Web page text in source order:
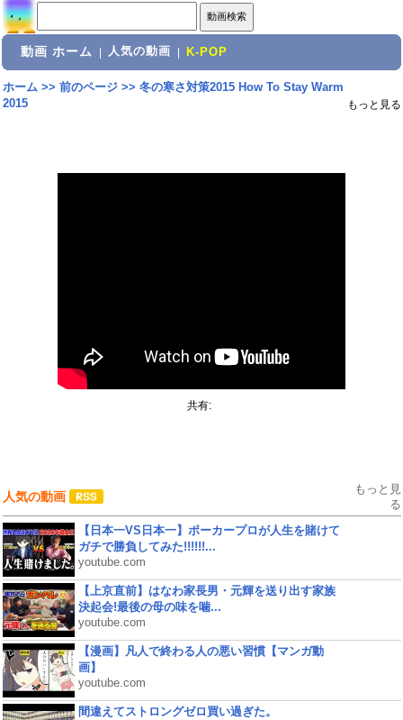
動画 ホーム 人気の動画 K-POP
ホーム>> 前のページ>> 冬の寒さ対策2015 How To Stay Warm
2015
もっと見る
共有:
人気の動画
もっと見
る
【日本一VS日本一】ポーカープロが人生を賭けて
ガチで勝負してみた!!!!!!...
youtube.com
【上京直前】はなわ家長男・元輝を送り出す家族
決起会!最後の母の味を噛...
youtube.com
【漫画】凡人で終わる人の悪い習慣【マンガ動
画】
youtube.com
間違えてストロングゼロ買い過ぎた。